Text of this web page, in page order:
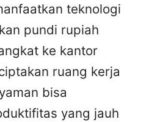
teknologi
pundi rupiah
ke kantor
ruang kerja
bisa
yang jauh